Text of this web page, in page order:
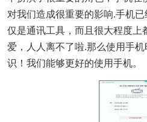
对我们造成很重要的影响.手机
仅是通讯工具，而且很大程度上
爱，人人离不了啦.那么使用手
识！我们能够更好的使用手机。